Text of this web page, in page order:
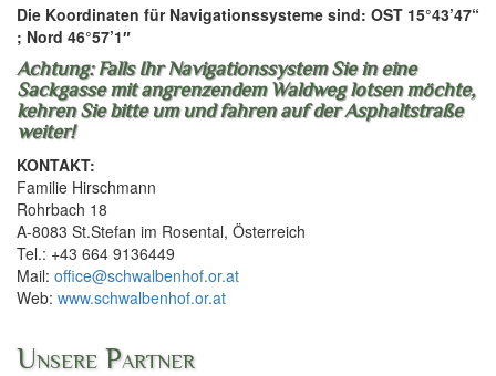
Die Koordinaten für Navigationssysteme sind: OST 15°43’47“
; Nord 46°57’1″
Achtung: Falls Ihr Navigationssystem Sie in eine
Sackgasse mit angrenzendem Waldweg lotsen möchte,
kehren Sie bitte um und fahren auf der Asphaltstraße
weiter!
KONTAKT:
Familie Hirschmann
Rohrbach 18
A-8083 St.Stefan im Rosental, Österreich
Tel.: +43 664 9136449
Mail: office@schwalbenhof.or.at
Web: www.schwalbenhof.or.at
Unsere Partner